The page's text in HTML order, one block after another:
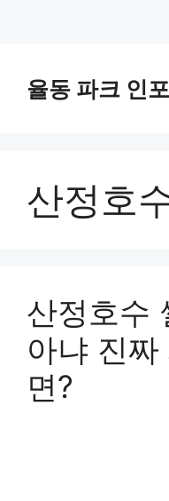
율동 파크 인포
산정호
산정호수
아냐 진짜
면?